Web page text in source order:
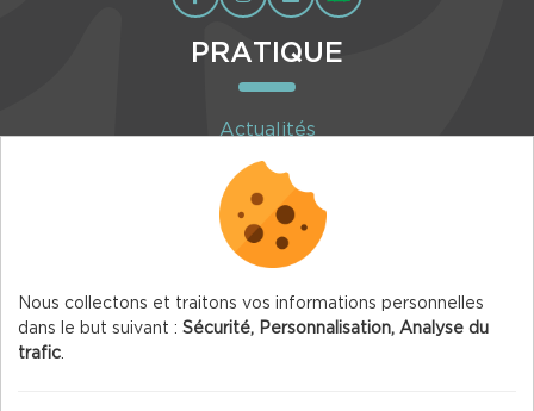
PRATIQUE
Actualités
Agenda
Inscription à la newsletter
Nous collectons et traitons vos informations personnelles
dans le but suivant : Sécurité, Personnalisation, Analyse du
trafic.